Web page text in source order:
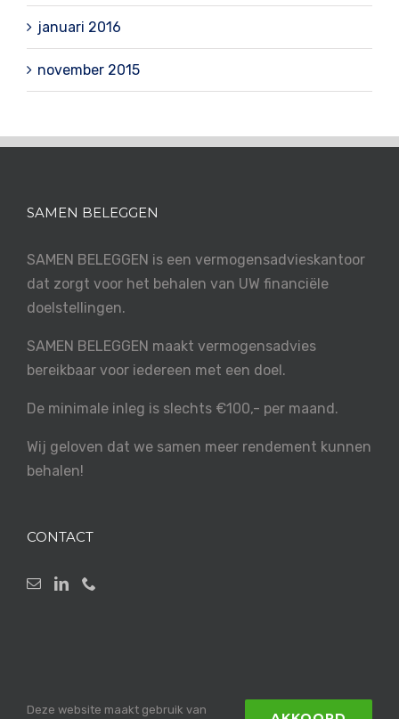
januari 2016
november 2015
SAMEN BELEGGEN
SAMEN BELEGGEN is een vermogensadvieskantoor
dat zorgt voor het behalen van UW financiële
doelstellingen.
SAMEN BELEGGEN maakt vermogensadvies
bereikbaar voor iedereen met een doel.
De minimale inleg is slechts €100,- per maand.
Wij geloven dat we samen meer rendement kunnen
behalen!
CONTACT
Deze website maakt gebruik van